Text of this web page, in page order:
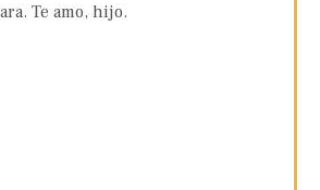
Te amo, hijo.